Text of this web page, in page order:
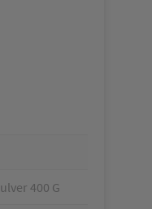
400 G